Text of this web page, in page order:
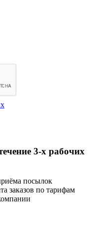
3-х рабочих
посылок
заказов по тарифам